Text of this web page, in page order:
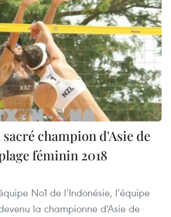
sacré champion d'Asie de
féminin 2018
No1 de l’Indonésie, l’équipe
la championne d'Asie de